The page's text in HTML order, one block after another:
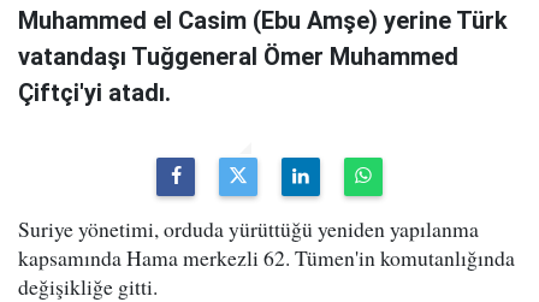
Muhammed el Casim (Ebu Amşe) yerine Türk
vatandaşı Tuğgeneral Ömer Muhammed
Çiftçi'yi atadı.
Suriye yönetimi, orduda yürüttüğü yeniden yapılanma
kapsamında Hama merkezli 62. Tümen'in komutanlığında
değişikliğe gitti.